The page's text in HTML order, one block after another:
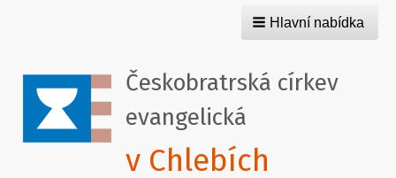
Hlavní nabídka
Českobratrská církev
evangelická
v Chlebích